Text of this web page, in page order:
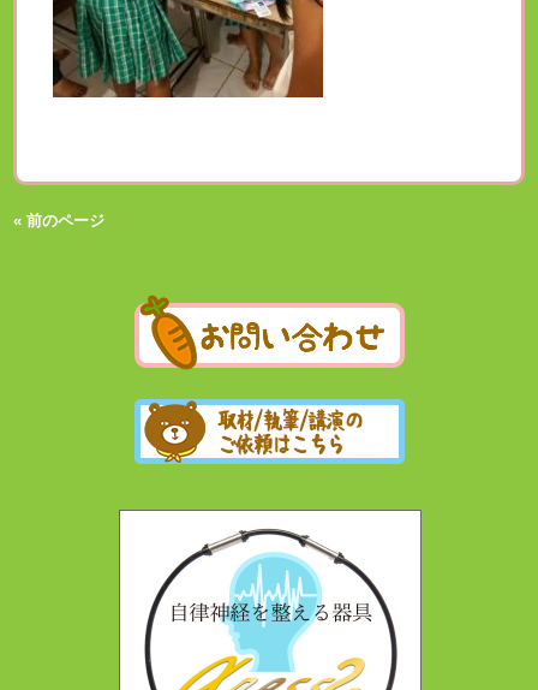
« 前のページ